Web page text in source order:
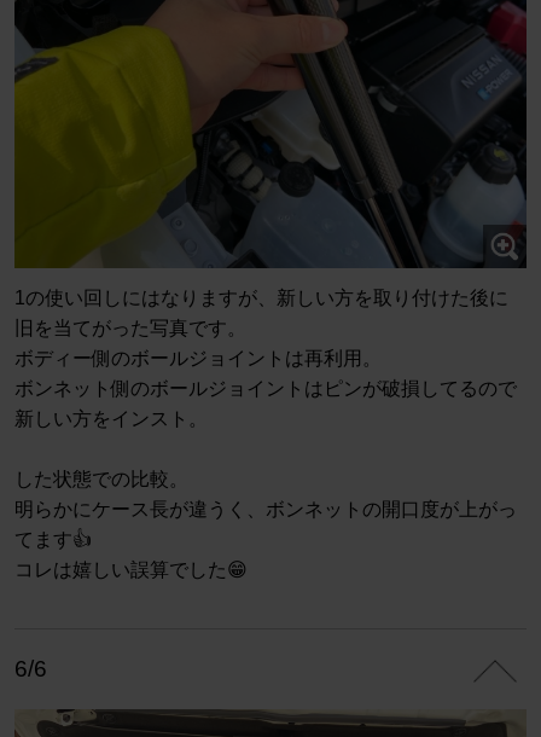
1の使い回しにはなりますが、新しい方を取り付けた後に
旧を当てがった写真です。
ボディー側のボールジョイントは再利用。
ボンネット側のボールジョイントはピンが破損してるので
新しい方をインスト。
した状態での比較。
明らかにケース長が違うく、ボンネットの開口度が上がっ
てます👍
コレは嬉しい誤算でした😁
6/6